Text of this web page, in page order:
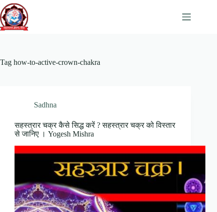
Skip
to
content
Tag how-to-active-crown-chakra
Sadhna
सहस्त्रार चक्र कैसे सिद्ध करें ? सहस्त्रार चक्र को विस्तार
से जानिए । Yogesh Mishra